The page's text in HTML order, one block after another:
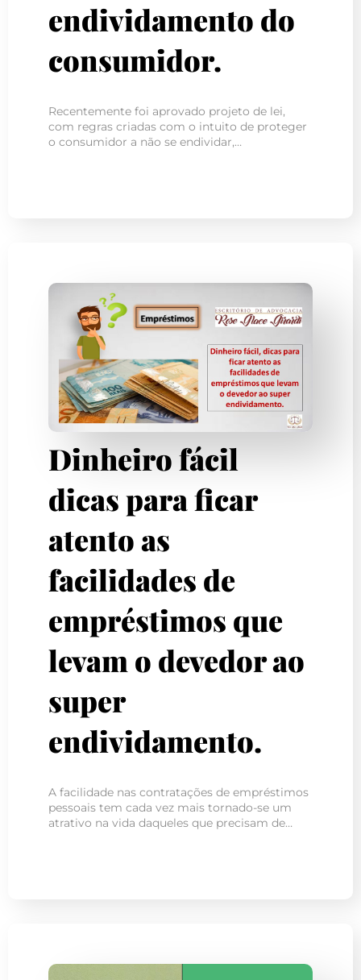
endividamento do
consumidor.
Recentemente foi aprovado projeto de lei,
com regras criadas com o intuito de proteger
o consumidor a não se endividar,…
Dinheiro fácil
dicas para ficar
atento as
facilidades de
empréstimos que
levam o devedor ao
super
endividamento.
A facilidade nas contratações de empréstimos
pessoais tem cada vez mais tornado-se um
atrativo na vida daqueles que precisam de…